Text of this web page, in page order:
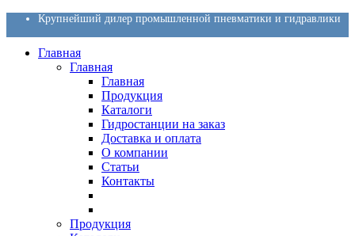
Крупнейший дилер промышленной пневматики и гидравлики
Главная
Главная
Главная
Продукция
Каталоги
Гидростанции на заказ
Доставка и оплата
О компании
Статьи
Контакты
Продукция